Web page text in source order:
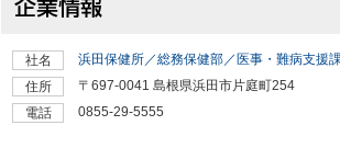
社名
浜田保健所／総務保健部／医事・難病支援
住所
〒697-0041 島根県浜田市片庭町254
電話
0855-29-5555